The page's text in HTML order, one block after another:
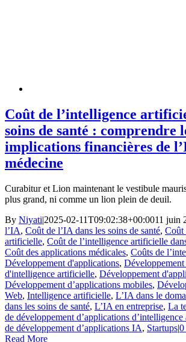
Coût de l’intelligence
soins de santé : comprendre
implications financières de
médecine
Curabitur et Lion maintenant le vestibule
plus grand, ni comme un lion plein de deuil.
By Niyati|2025-02-11T09:02:38+00:0011 juin
l’IA, Coût de l’IA dans les soins de santé, Coût
artificielle, Coût de l’intelligence artificielle
Coût des applications médicales, Coûts de
Développement d'applications,
d'intelligence artificielle, Développement
Développement d’applications mobiles,
Web, Intelligence artificielle, L’IA dans le
dans les soins de santé, L’IA en entreprise, La
de développement d’applications
de développement d’applications IA, Startups|0
Read More